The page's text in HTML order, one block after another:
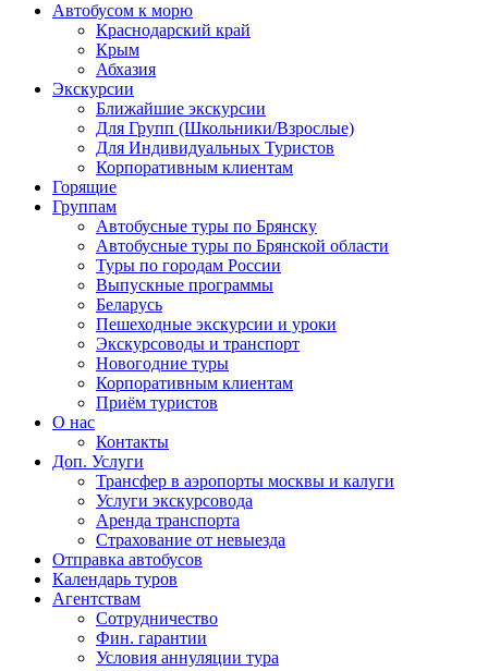
Автобусом к морю
Краснодарский край
Крым
Абхазия
Экскурсии
Ближайшие экскурсии
Для Групп (Школьники/Взрослые)
Для Индивидуальных Туристов
Корпоративным клиентам
Горящие
Группам
Автобусные туры по Брянску
Автобусные туры по Брянской области
Туры по городам России
Выпускные программы
Беларусь
Пешеходные экскурсии и уроки
Экскурсоводы и транспорт
Новогодние туры
Корпоративным клиентам
Приём туристов
О нас
Контакты
Доп. Услуги
Трансфер в аэропорты москвы и калуги
Услуги экскурсовода
Аренда транспорта
Страхование от невыезда
Отправка автобусов
Календарь туров
Агентствам
Сотрудничество
Фин. гарантии
Условия аннуляции тура